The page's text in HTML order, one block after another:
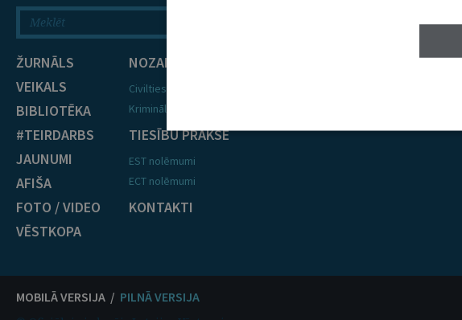
ŽURNĀLS
VEIKALS
BIBLIOTĒKA
#TEIRDARBS
JAUNUMI
AFIŠA
FOTO / VIDEO
VĒSTKOPA
NOZARES
Civiltiesības
Krimināltiesības
TIESĪBU PRAKSE
EST nolēmumi
ECT nolēmumi
KONTAKTI
MOBILĀ VERSIJA / PILNĀ VERSIJA